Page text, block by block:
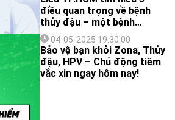
điều quan trọng về bệnh
thủy đậu – một bệnh
truyền nhiễm rất phổ biến,
đặc biệt ở trẻ em, nhưng
cũng có thể xảy ra ở người
lớn. Dù thường lành tính,
thủy đậu vẫn tiềm ẩn nguy
04-05-2025 19:30:00
Bảo vệ bạn khỏi Zona, Thủy
đậu, HPV – Chủ động tiêm
vắc xin ngay hôm nay!